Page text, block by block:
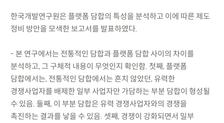
한국개발연구원은 플랫폼 담합의 특성을 분석하고 이에 따른 제도
정비 방안을 모색한 보고서를 발표하였다.
- 본 연구에서는 전통적인 담합과 플랫폼 담합 사이의 차이를
분석하고, 그 구체적 내용이 무엇인지 확인함. 첫째, 플랫폼
담합에서는, 전통적인 담합에서는 흔치 않았던, 유력한
경쟁사업자를 배제한 일부 사업자만 가담하는 부분 담합이 형성될
수 있음. 둘째, 이 부분 담합은 유력 경쟁사업자와의 경쟁을
촉진하는 결과를 낳을 수 있음. 셋째, 경쟁이 강화되면서 일부